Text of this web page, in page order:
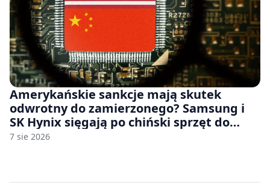
Amerykańskie sankcje mają skutek
odwrotny do zamierzonego? Samsung i
SK Hynix sięgają po chiński sprzęt do
fabryk chipów
7 sie 2026